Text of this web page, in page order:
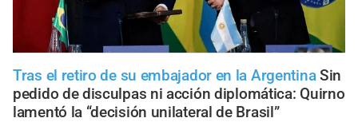
Tras el retiro de su embajador en la Argentina Sin
pedido de disculpas ni acción diplomática: Quirno
lamentó la “decisión unilateral de Brasil”